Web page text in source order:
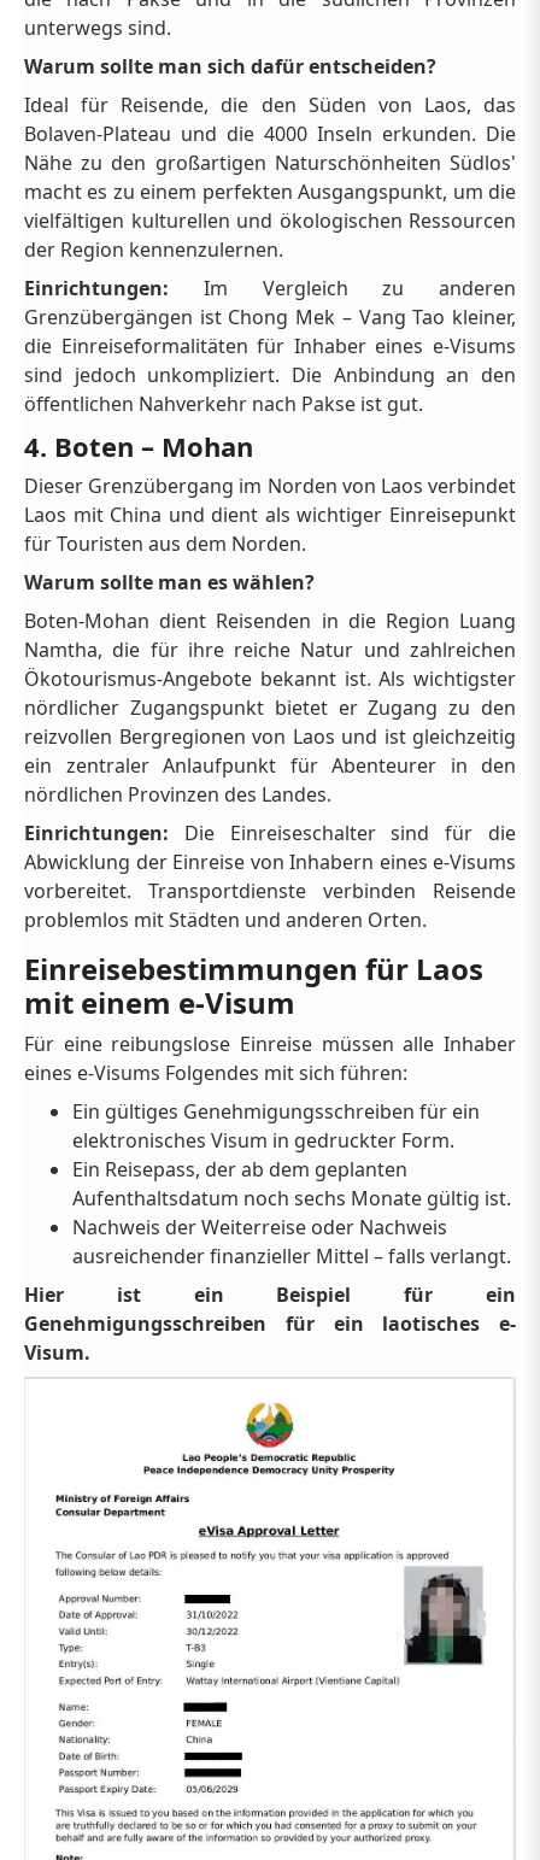
unterwegs sind.
Warum sollte man sich dafür entscheiden?
Ideal für Reisende, die den Süden von Laos, das
Bolaven-Plateau und die 4000 Inseln erkunden. Die
Nähe zu den großartigen Naturschönheiten Südlos'
macht es zu einem perfekten Ausgangspunkt, um die
vielfältigen kulturellen und ökologischen Ressourcen
der Region kennenzulernen.
Einrichtungen: Im Vergleich zu anderen
Grenzübergängen ist Chong Mek – Vang Tao kleiner,
die Einreiseformalitäten für Inhaber eines e-Visums
sind jedoch unkompliziert. Die Anbindung an den
öffentlichen Nahverkehr nach Pakse ist gut.
4. Boten – Mohan
Dieser Grenzübergang im Norden von Laos verbindet
Laos mit China und dient als wichtiger Einreisepunkt
für Touristen aus dem Norden.
Warum sollte man es wählen?
Boten-Mohan dient Reisenden in die Region Luang
Namtha, die für ihre reiche Natur und zahlreichen
Ökotourismus-Angebote bekannt ist. Als wichtigster
nördlicher Zugangspunkt bietet er Zugang zu den
reizvollen Bergregionen von Laos und ist gleichzeitig
ein zentraler Anlaufpunkt für Abenteurer in den
nördlichen Provinzen des Landes.
Einrichtungen: Die Einreiseschalter sind für die
Abwicklung der Einreise von Inhabern eines e-Visums
vorbereitet. Transportdienste verbinden Reisende
problemlos mit Städten und anderen Orten.
Einreisebestimmungen für Laos
mit einem e-Visum
Für eine reibungslose Einreise müssen alle Inhaber
eines e-Visums Folgendes mit sich führen:
Ein gültiges Genehmigungsschreiben für ein
elektronisches Visum in gedruckter Form.
Ein Reisepass, der ab dem geplanten
Aufenthaltsdatum noch sechs Monate gültig ist.
Nachweis der Weiterreise oder Nachweis
ausreichender finanzieller Mittel – falls verlangt.
Hier ist ein Beispiel für ein
Genehmigungsschreiben für ein laotisches e-
Visum.